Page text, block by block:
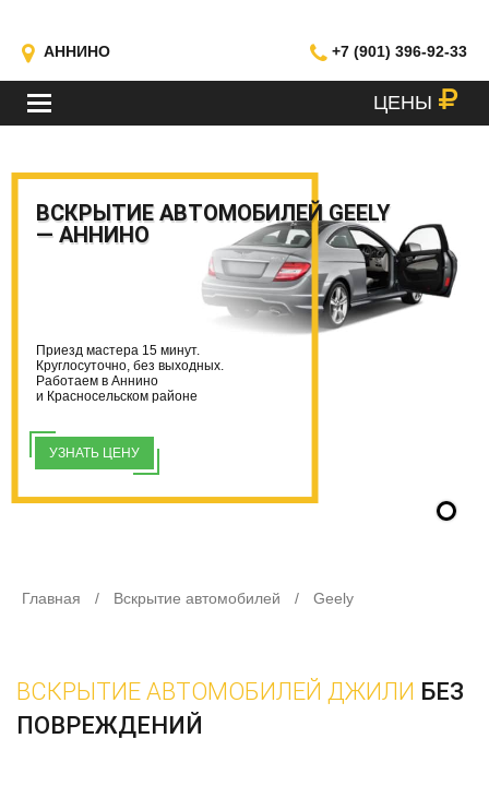
АННИНО +7 (901) 396-92-33
МЕНЮ ЦЕНЫ
ВСКРЫТИЕ АВТОМОБИЛЕЙ GEELY
— АННИНО
Приезд мастера 15 минут.
Круглосуточно, без выходных.
Работаем в Аннино
и Красносельском районе
УЗНАТЬ ЦЕНУ
Главная / Вскрытие автомобилей / Geely
ВСКРЫТИЕ АВТОМОБИЛЕЙ ДЖИЛИ БЕЗ
ПОВРЕЖДЕНИЙ